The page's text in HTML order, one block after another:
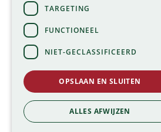
TARGETING
FUNCTIONEEL
NIET-GECLASSIFICEERD
OPSLAAN EN SLUITEN
ALLES AFWIJZEN